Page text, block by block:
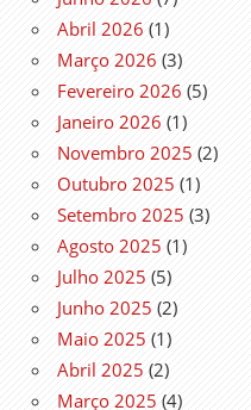
Abril 2026 (1)
Março 2026 (3)
Fevereiro 2026 (5)
Janeiro 2026 (1)
Novembro 2025 (2)
Outubro 2025 (1)
Setembro 2025 (3)
Agosto 2025 (1)
Julho 2025 (5)
Junho 2025 (2)
Maio 2025 (1)
Abril 2025 (2)
Março 2025 (4)